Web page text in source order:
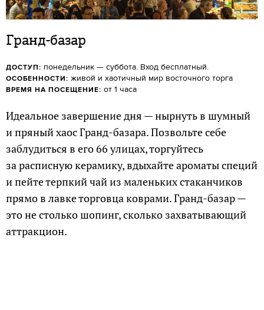
Гранд-базар
ДОСТУП: понедельник — суббота. Вход бесплатный.
ОСОБЕННОСТИ: живой и хаотичный мир восточного торга
ВРЕМЯ НА ПОСЕЩЕНИЕ: от 1 часа
Идеальное завершение дня — нырнуть в шумный
и пряный хаос Гранд-базара. Позвольте себе
заблудиться в его 66 улицах, торгуйтесь
за расписную керамику, вдыхайте ароматы специй
и пейте терпкий чай из маленьких стаканчиков
прямо в лавке торговца коврами. Гранд-базар —
это не столько шопинг, сколько захватывающий
аттракцион.